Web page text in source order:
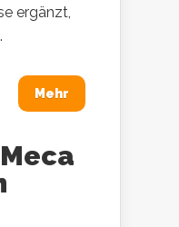
ergänzt,
Mehr